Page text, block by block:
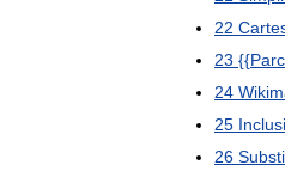
22
23 {{
24
25
26